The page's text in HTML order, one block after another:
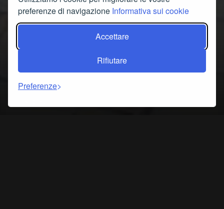
preferenze di navigazione Informativa sui cookie
Accettare
Rifiutare
Preferenze